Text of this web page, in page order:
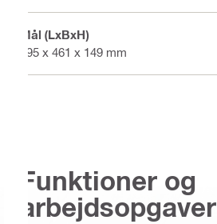
Mål (LxBxH)
595 x 461 x 149 mm
Funktioner og
arbejdsopgaver